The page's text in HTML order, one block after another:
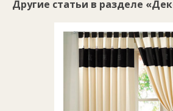
Другие статьи в разделе